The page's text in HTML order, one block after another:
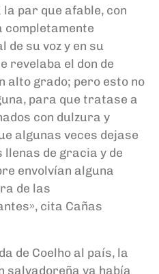
par que afable, con
completamente
de su voz y en su
revelaba el don de
alto grado; pero esto no
para que tratase a
con dulzura y
algunas veces dejase
de gracia y de
envolvían alguna
de las
cita Cañas
de Coelho al país, la
salvadoreña ya había